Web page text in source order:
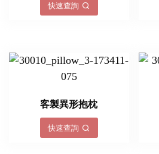
快速查詢
客製異形抱枕
快速查詢